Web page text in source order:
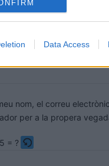
Data Access
nom, el correu
per a la propera
= ?